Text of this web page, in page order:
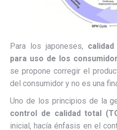
Para los japoneses,
para uso de los
se propone corregir el
del consumidor y no es una
Uno de los principios de la
control de calidad total
inicial, hacía énfasis en el